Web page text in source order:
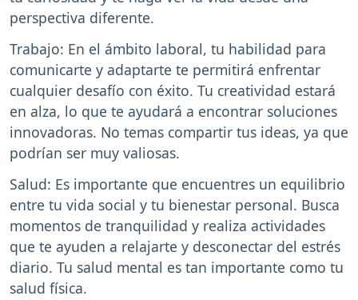
perspectiva diferente.
Trabajo: En el ámbito laboral, tu habilidad para
comunicarte y adaptarte te permitirá enfrentar
cualquier desafío con éxito. Tu creatividad estará
en alza, lo que te ayudará a encontrar soluciones
innovadoras. No temas compartir tus ideas, ya que
podrían ser muy valiosas.
Salud: Es importante que encuentres un equilibrio
entre tu vida social y tu bienestar personal. Busca
momentos de tranquilidad y realiza actividades
que te ayuden a relajarte y desconectar del estrés
diario. Tu salud mental es tan importante como tu
salud física.